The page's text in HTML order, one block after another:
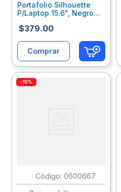
Portafolio Silhouette
P/Laptop 15.6", Negro
$379.00
Comprar
-15%
: 0600667